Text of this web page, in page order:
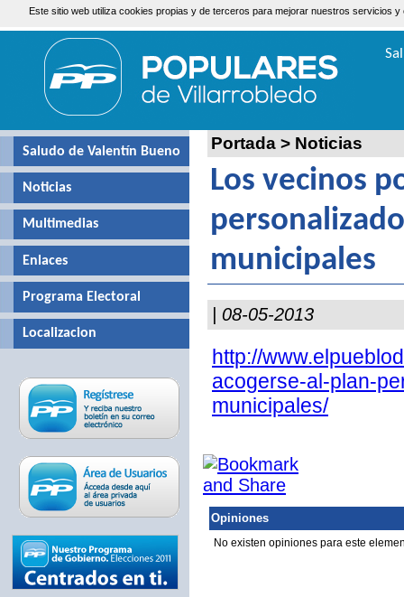
Este sitio web utiliza cookies propias y de terceros para mejorar nuestros servicios
Portada > Noticias
Los vecinos
municipales
| 08-05-2013
http://
acogerse-al-plan-
municipales/
Opiniones
No existen opiniones para este
Saludo de Valentín Bueno
Noticias
Multimedias
Enlaces
Programa Electoral
Localizacion
Lunes, 10 de Agosto de 2026